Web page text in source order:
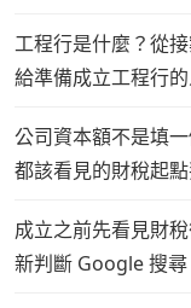
工程行是什麼？從
給準備成立工程行
公司資本額不是填
都該看見的財稅起
成立之前先看見財
新判斷 Google 搜